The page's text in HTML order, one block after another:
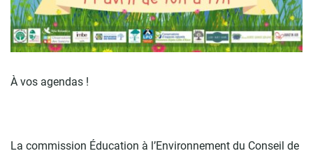
À vos agendas !
La commission Éducation à l’Environnement du Conseil de